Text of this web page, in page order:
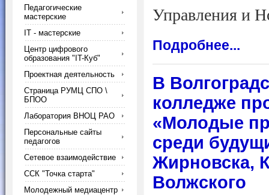
Управления и
Подробнее...
В
колледже
«Молодые
среди
Жирновска,
Волжского
Педагогические
мастерские
IT - мастерские
Центр цифрового
образования "IT-Куб"
Проектная деятельность
Страница РУМЦ СПО \
БПОО
Лаборатория ВНОЦ РАО
Персональные сайты
педагогов
Сетевое взаимодействие
ССК "Точка старта"
Молодежный медиацентр